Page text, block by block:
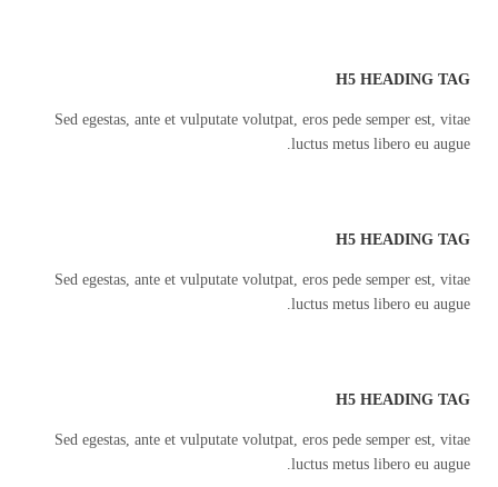
H5 HEADING TAG
Sed egestas, ante et vulputate volutpat, eros pede semper est, vitae
luctus metus libero eu augue.
H5 HEADING TAG
Sed egestas, ante et vulputate volutpat, eros pede semper est, vitae
luctus metus libero eu augue.
H5 HEADING TAG
Sed egestas, ante et vulputate volutpat, eros pede semper est, vitae
luctus metus libero eu augue.